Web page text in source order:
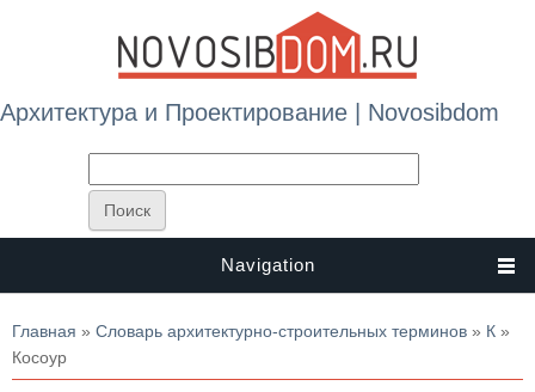
Архитектура и Проектирование | Novosibdom
Navigation
Вы здесь
Главная » Словарь архитектурно-строительных терминов » К »
Косоур